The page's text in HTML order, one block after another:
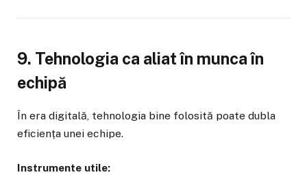
9. Tehnologia ca aliat în munca în
echipă
În era digitală, tehnologia bine folosită poate dubla
eficiența unei echipe.
Instrumente utile: